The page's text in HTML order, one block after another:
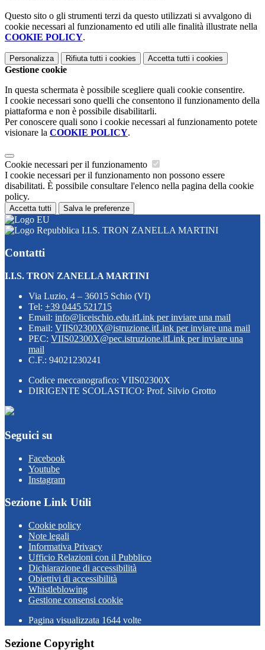
Questo sito o gli strumenti terzi da questo utilizzati si avvalgono di
cookie necessari al funzionamento ed utili alle finalità illustrate nella
COOKIE POLICY.
Personalizza Rifiuta tutti i cookies Accetta tutti i cookies
Gestione cookie
In questa schermata è possibile scegliere quali cookie consentire.
I cookie necessari sono quelli che consentono il funzionamento della
piattaforma e non è possibile disabilitarli.
Per conoscere quali sono i cookie necessari al funzionamento potete
visionare la COOKIE POLICY.
Cookie necessari per il funzionamento
I cookie necessari per il funzionamento non possono essere
disabilitati. È possibile consultare l'elenco nella pagina della cookie
policy.
Accetta tutti Salva le preferenze
I.I.S. TRON ZANELLA MARTINI
Contatti
I.I.S. TRON ZANELLA MARTINI
Via Luzio, 4 – 36015 Schio (VI)
Tel: +39 0445 521715
Email: info@liceischio.edu.itLink per inviare una mail
Email: VIIS02300X@istruzione.itLink per inviare una mail
PEC: VIIS02300X@pec.istruzione.itLink per inviare una
mail
C.F.: 94021230241
Codice meccanografico: VIIS02300X
DIRIGENTE SCOLASTICO: Prof. Silvio Grotto
Seguici su
Facebook
Youtube
Instagram
Sezione Link Utili
Cookie policy
Note legali
Informativa Privacy
Ufficio Relazioni con il Pubblico
Dichiarazione di accessibilità
Obiettivi di accessibilità
Whistleblowing
Gestione consensi cookie
Pagina visualizzata 1644 volte
Sezione Copyright